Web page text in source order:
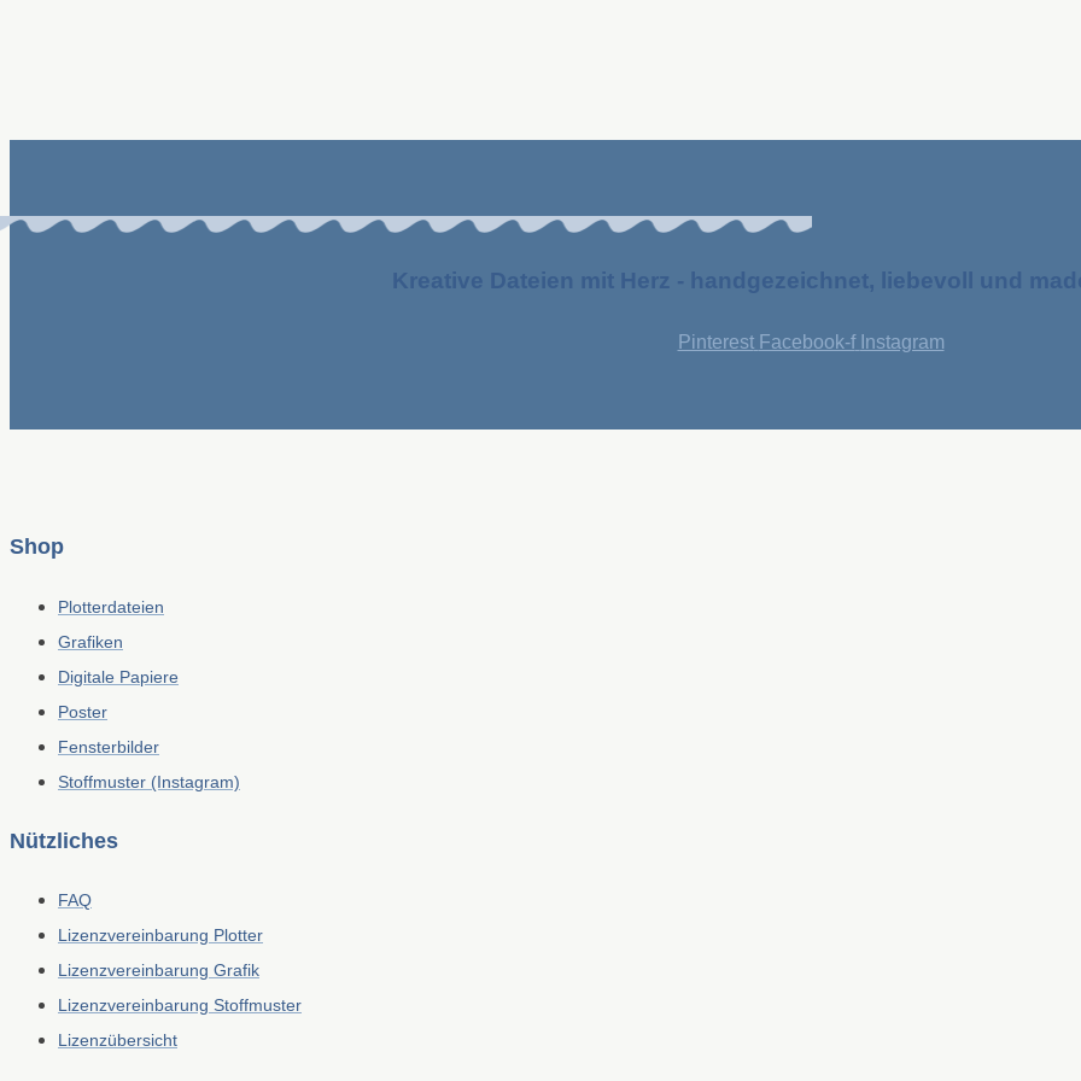
Kreative Dateien mit Herz - handgezeichnet, liebevoll und
Pinterest Facebook-f Instagram
Shop
Plotterdateien
Grafiken
Digitale Papiere
Poster
Fensterbilder
Stoffmuster (Instagram)
Nützliches
FAQ
Lizenzvereinbarung Plotter
Lizenzvereinbarung Grafik
Lizenzvereinbarung Stoffmuster
Lizenzübersicht